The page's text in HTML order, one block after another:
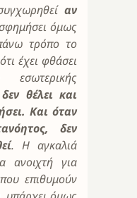
αν
όμως
τρόπο το
έχει φθάσει
δεν θέλει και
Και όταν
δεν
. Η αγκαλιά
ανοιχτή για
επιθυμούν